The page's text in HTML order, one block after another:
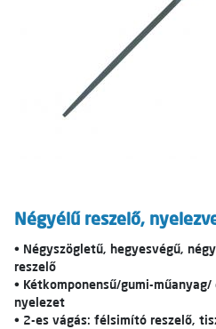
Négyélű reszelő,
• Négyszögletű, hegyesvégű,
reszelő
• Kétkomponensű/gumi-
nyelezet
• 2-es vágás: félsimító reszelő,